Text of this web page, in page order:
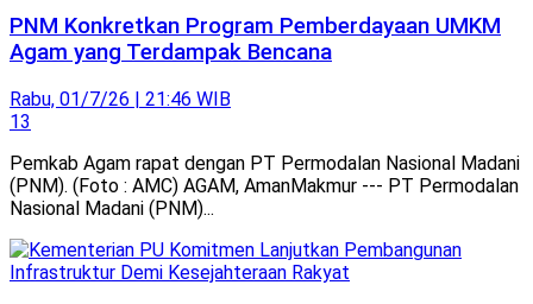
PNM Konkretkan Program Pemberdayaan UMKM
Agam yang Terdampak Bencana
Rabu, 01/7/26 | 21:46 WIB
13
Pemkab Agam rapat dengan PT Permodalan Nasional Madani
(PNM). (Foto : AMC) AGAM, AmanMakmur --- PT Permodalan
Nasional Madani (PNM)...